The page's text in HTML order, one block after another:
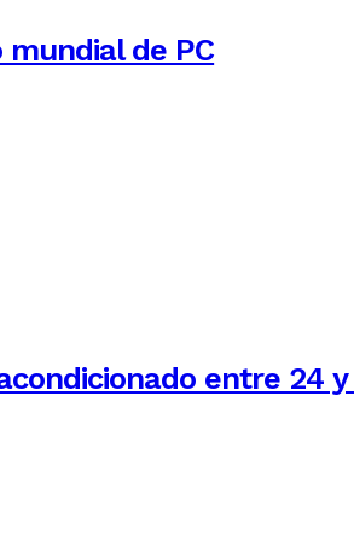
de PC
entre 24 y